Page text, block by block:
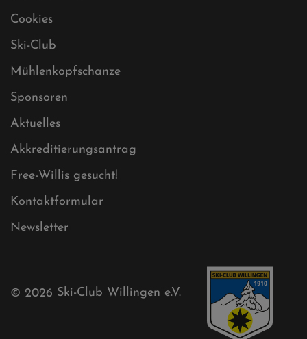
Datenschutz
Impressum
Sitemap
Sitemap XML
Cookies
Ski-Club
Mühlenkopfschanze
Sponsoren
Aktuelles
Kontaktformular